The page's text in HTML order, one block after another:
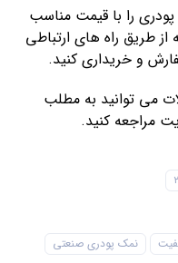
را با قیمت مناسب
طریق راه های ارتباطی
و خریداری کنید.
می توانید به مطلب
مراجعه کنید.
نمک پودری صنعتی